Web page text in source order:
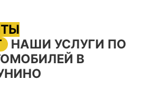
НАШИ УСЛУГИ ПО
В